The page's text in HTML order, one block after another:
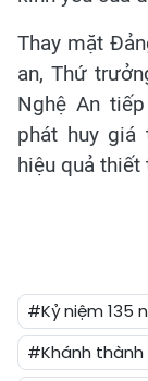
Thay mặt
an, Thứ
Nghệ An
phát huy
hiệu quả thiết
#Kỷ niệm 135
#Khánh